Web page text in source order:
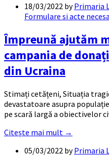
18/03/2022 byPrimaria
Formulare si acte
Împreună ajutăm
campania de
din Ucraina
Stimați cetățeni, Situația
devastatoare asupra
pe scară largă a obiectivelor
Citește mai mult →
05/03/2022 byPrimaria